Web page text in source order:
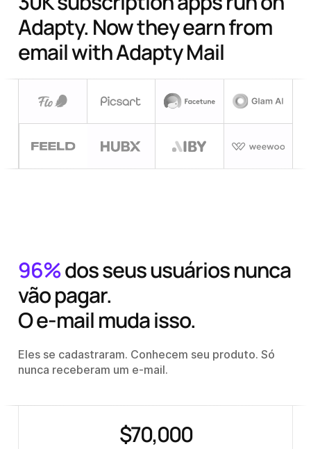
Adapty. Now they earn from
email with Adapty Mail
96%dos seus usuários nunca
vão pagar.
O e-mail muda isso.
Eles se cadastraram. Conhecem seu produto. Só
nunca receberam um e-mail.
$70,000